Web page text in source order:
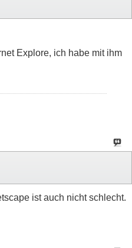
Explore, ich habe mit ihm
ist auch nicht schlecht.